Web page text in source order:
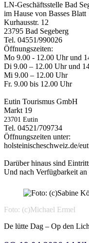
LN-Geschäftsstelle Bad
im Hause von Basses Blatt
Kurhausstr. 12
23795 Bad Segeberg
Tel. 04551/990026
Öffnungszeiten:
Mo 9.00 - 12.00 Uhr und
Di 9.00 – 12.00 Uhr und
Mi 9.00 – 12.00 Uhr
Fr. 9.00 bis 12.00 Uhr
Eutin Tourismus GmbH
Markt 19
23701 Eutin
Tel. 04521/709734
Öffnungszeiten unter:
holsteinischeschweiz.de/
Darüber hinaus sind
Und nach Verfügbarkeit an
Foto: (c)Michael Ermel
De lütte Dag – Op den